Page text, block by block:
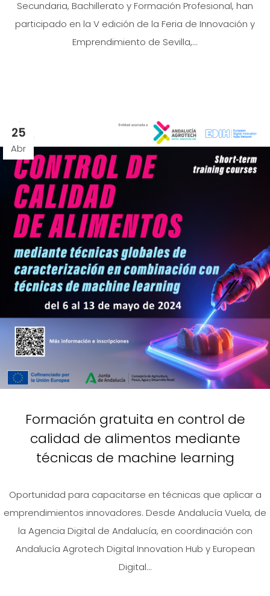
Secundaria, Bachillerato y Formación Profesional, han
participado en la V edición de la Feria de Innovación y
Emprendimiento de Sevilla,...
25
Abr
Formación gratuita en control de
calidad de alimentos mediante
técnicas de machine learning
Oportunidad para capacitarse en técnicas que aplicar a
emprendimientos innovadores. Desde Andalucía Vuela, de
la Agencia Digital de Andalucía, en coordinación con
Andalucía Agrotech Digital Innovation Hub y European
Digital...